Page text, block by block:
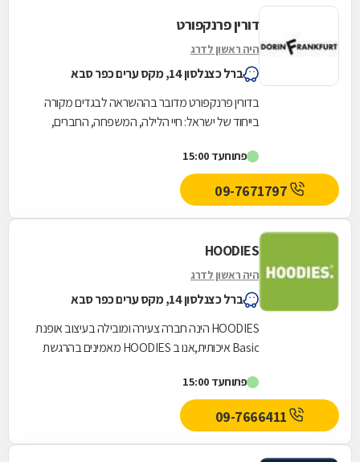
דורין פרנקפורט
היה ראשון לדרג
ברל כצנלסון 14, מקס ערים כפר סבא
בדורין פרנקפורט מדובר בההשראה לבגדים מקורה
בייחוד של ישראל: חיי הלילה, המשפחה, החברים,
במעצבת היחידה...
פתוחעד 15:00
HOODIES
היה ראשון לדרג
ברל כצנלסון 14, מקס ערים כפר סבא
HOODIES הינה חברה צעירה ומובילה בעיצוב אופנת
Basic איכותית,אנו ב HOODIES מאמינים בהרגשת
אופנתיים...
פתוחעד 15:00
09-7666411